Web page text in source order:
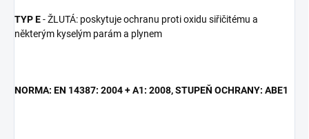
TYP E- ŽLUTÁ: poskytuje ochranu proti oxidu siřičitému a
některým kyselým parám a plynem
NORMA: EN 14387: 2004 + A1: 2008, STUPEŇ OCHRANY: ABE1